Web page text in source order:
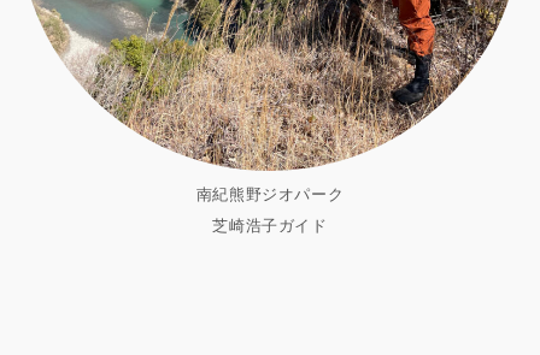
南紀熊野ジオパーク
芝崎浩子ガイド